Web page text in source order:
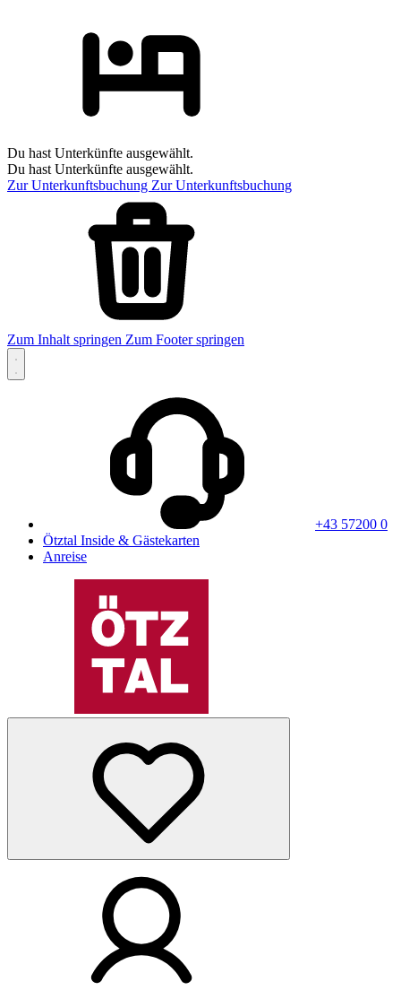
Du hast Unterkünfte ausgewählt.
Du hast Unterkünfte ausgewählt.
Zur Unterkunftsbuchung Zur Unterkunftsbuchung
Zum Inhalt springen Zum Footer springen
+43 57200 0
Ötztal Inside & Gästekarten
Anreise